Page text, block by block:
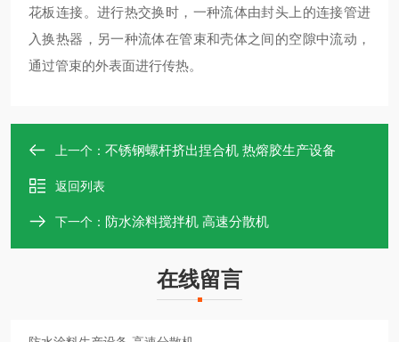
花板连接。进行热交换时，一种流体由封头上的连接管进
入换热器，另一种流体在管束和壳体之间的空隙中流动，
通过管束的外表面进行传热。
上一个： 不锈钢螺杆挤出捏合机 热熔胶生产设备
返回列表
下一个： 防水涂料搅拌机 高速分散机
在线留言